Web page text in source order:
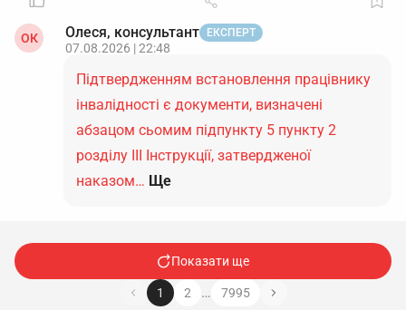
ОК Олеся, консультант ЕКСПЕРТ
07.08.2026 | 22:48
Підтвердженням встановлення працівнику
інвалідності є документи, визначені
абзацом сьомим підпункту 5 пункту 2
розділу ІІІ Інструкції, затвердженої
наказом… Ще
Показати ще
1 2 … 7995